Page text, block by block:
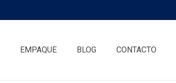
EMPAQUE BLOG CONTACTO